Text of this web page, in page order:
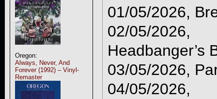
Oregon:
Always, Never, And
Forever (1992) – Vinyl-
Remaster
01/05/2026,
02/05/
Headbanger’s
03/05/2026,
04/05/